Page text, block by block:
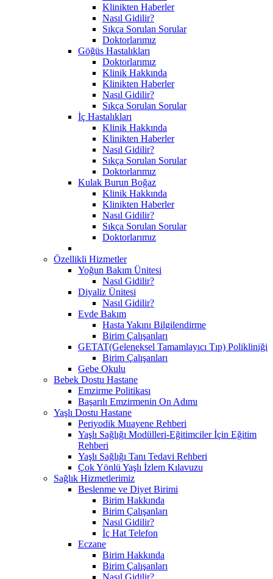
Klinikten Haberler
Nasıl Gidilir?
Sıkça Sorulan Sorular
Doktorlarımız
Göğüs Hastalıkları
Doktorlarımız
Klinik Hakkında
Klinikten Haberler
Nasıl Gidilir?
Sıkça Sorulan Sorular
İç Hastalıkları
Klinik Hakkında
Klinikten Haberler
Nasıl Gidilir?
Sıkça Sorulan Sorular
Doktorlarımız
Kulak Burun Boğaz
Klinik Hakkında
Klinikten Haberler
Nasıl Gidilir?
Sıkça Sorulan Sorular
Doktorlarımız
Özellikli Hizmetler
Yoğun Bakım Ünitesi
Nasıl Gidilir?
Diyaliz Ünitesi
Nasıl Gidilir?
Evde Bakım
Hasta Yakını Bilgilendirme
Birim Çalışanları
GETAT(Geleneksel Tamamlayıcı Tıp) Polikliniği
Birim Çalışanları
Gebe Okulu
Bebek Dostu Hastane
Emzirme Politikası
Başarılı Emzirmenin On Adımı
Yaşlı Dostu Hastane
Periyodik Muayene Rehberi
Yaşlı Sağlığı Modülleri-Eğitimciler İçin Eğitim
Rehberi
Yaşlı Sağlığı Tanı Tedavi Rehberi
Çok Yönlü Yaşlı İzlem Kılavuzu
Sağlık Hizmetlerimiz
Beslenme ve Diyet Birimi
Birim Hakkında
Birim Çalışanları
Nasıl Gidilir?
İç Hat Telefon
Eczane
Birim Hakkında
Birim Çalışanları
Nasıl Gidilir?